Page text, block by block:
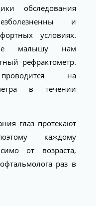
обследования
и
условиях.
малышу нам
рефрактометр.
на
в течении
глаз протекают
каждому
от возраста,
раз в